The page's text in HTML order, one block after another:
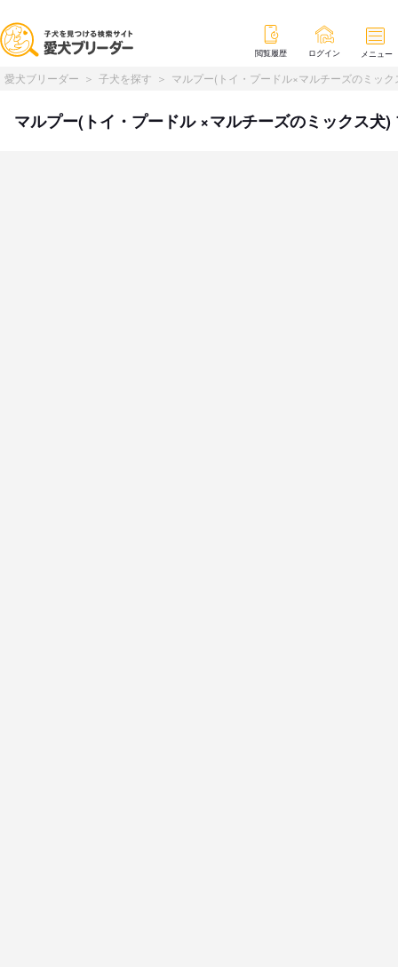
閲覧履歴 ログイン メニュー
愛犬ブリーダー 子犬を探す マルプー(トイ・プードル×マルチーズのミック
マルプー(トイ・プードル ×マルチーズのミックス犬